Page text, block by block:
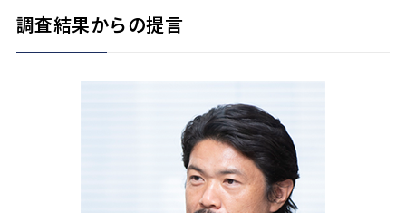
調査結果からの提言